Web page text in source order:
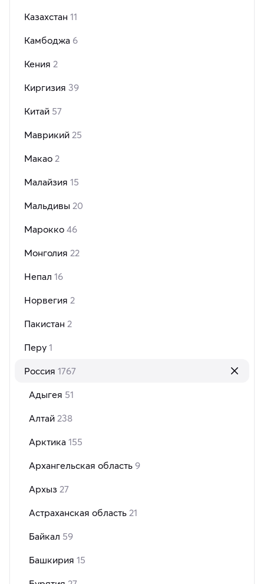
Казахстан 11
Камбоджа 6
Кения 2
Киргизия 39
Китай 57
Маврикий 25
Макао 2
Малайзия 15
Мальдивы 20
Марокко 46
Монголия 22
Непал 16
Норвегия 2
Пакистан 2
Перу 1
Россия 1767
Адыгея 51
Алтай 238
Арктика 155
Архангельская область 9
Архыз 27
Астраханская область 21
Байкал 59
Башкирия 15